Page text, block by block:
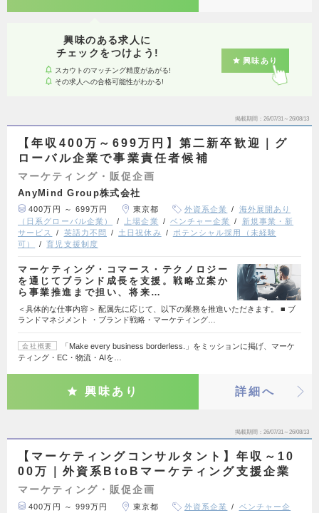
興味のある求人に
チェックをつけよう!
スカウトのマッチング精度があがる!
その求人への合格可能性がわかる!
興味あり
掲載期間 26/07/31～26/08/13
【年収400万～699万円】第二新卒歓迎｜グ
ローバル企業で事業責任者候補
マーケティング・販促企画
AnyMind Group株式会社
400万円 ～ 699万円 東京都 外資系企業
海外展開あり
（日系グローバル企業）
上場企業 ベンチャー企業
新規事業・新
サービス
英語力不問 土日祝休み
ポテンシャル採用（未経験
可）
育児支援制度
マーケティング・コマース・テクノロジー
を通じてブランド成長を支援。戦略立案か
ら事業推進まで担い、将来…
＜具体的な仕事内容＞ 配属先に応じて、以下の業務を推進いただきます。 ■ ブ
ランドマネジメント ・ブランド戦略・マーケティング…
会社概要
「Make every business borderless.」をミッションに掲げ、マーケ
ティング・EC・物流・AIを…
興味あり 詳細へ
掲載期間 26/07/31～26/08/13
【マーケティングコンサルタント】年収～10
00万｜外資系BtoBマーケティング支援企業
マーケティング・販促企画
400万円 ～ 999万円 東京都 外資系企業
ベンチャー企